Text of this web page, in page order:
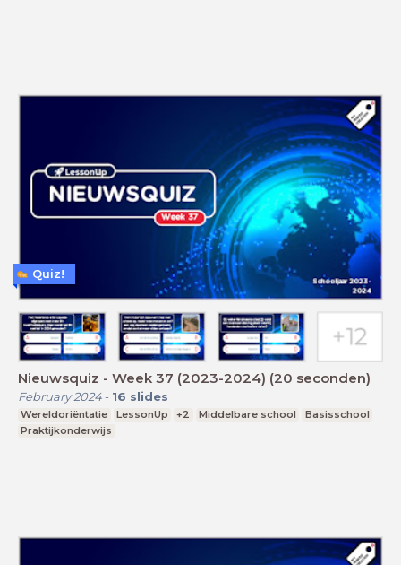
Nieuwsquiz - Week 37 (2023-2024) (20 seconden)
February 2024- 16 slides
Wereldoriëntatie LessonUp +2 Middelbare school
Basisschool
Praktijkonderwijs
Quiz!